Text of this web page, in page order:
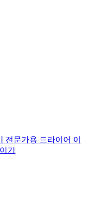
전문가용 드라이어 이
기